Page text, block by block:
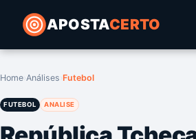
APOSTACERTO
Home Análises Futebol
FUTEBOL ANALISE